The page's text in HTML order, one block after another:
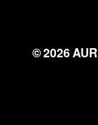
© 2026